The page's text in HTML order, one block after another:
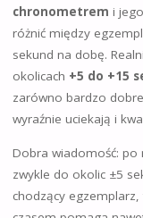
chronometrem i
różnić między
sekund na dobę.
okolicach +5 do +15
zarówno bardzo
wyraźnie uciekają i
Dobra wiadomość: po
zwykle do okolic ±5
chodzący